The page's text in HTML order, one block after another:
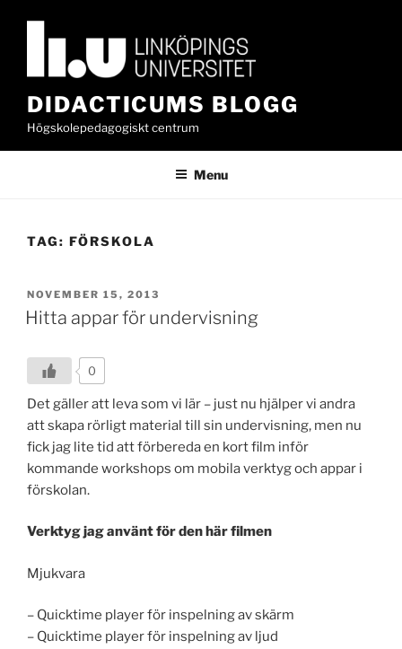
DIDACTICUMS BLOGG
Högskolepedagogiskt centrum
Menu
TAG: FÖRSKOLA
POSTED
ON
NOVEMBER 15, 2013
Hitta appar för undervisning
0
Det gäller att leva som vi lär – just nu hjälper vi andra
att skapa rörligt material till sin undervisning, men nu
fick jag lite tid att förbereda en kort film inför
kommande workshops om mobila verktyg och appar i
förskolan.
Verktyg jag använt för den här filmen
Mjukvara
– Quicktime player för inspelning av skärm
– Quicktime player för inspelning av ljud